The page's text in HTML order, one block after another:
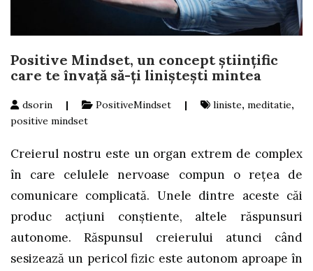
Positive Mindset, un concept științific
care te învață să-ți liniștești mintea
dsorin | PositiveMindset | liniste, meditatie,
positive mindset
Creierul nostru este un organ extrem de complex
în care celulele nervoase compun o rețea de
comunicare complicată. Unele dintre aceste căi
produc acțiuni conștiente, altele răspunsuri
autonome. Răspunsul creierului atunci când
sesizează un pericol fizic este autonom aproape în